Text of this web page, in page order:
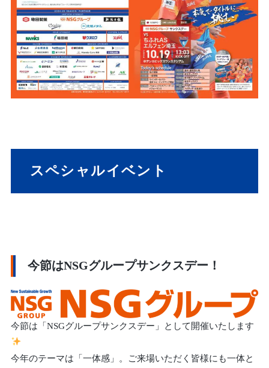
スペシャルイベント
今節はNSGグループサンクスデー！
今節は「NSGグループサンクスデー」として開催いたします
今年のテーマは「一体感」。ご来場いただく皆様にも一体と